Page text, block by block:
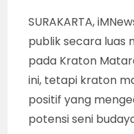
SURAKARTA,
publik secara luas
pada Kraton
ini, tetapi kraton
positif yang
potensi seni